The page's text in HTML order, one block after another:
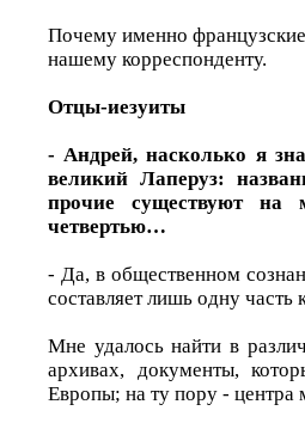
Почему именно
нашему корреспонденту.
Отцы-иезуиты
- Андрей, насколько я
великий Лаперуз:
прочие существуют на
четвертью…
- Да, в общественном
составляет лишь одну часть
Мне удалось найти в
архивах, документы,
Европы; на ту пору - центра